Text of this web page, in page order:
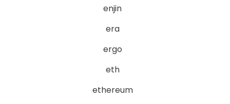
enjin
era
ergo
eth
ethereum